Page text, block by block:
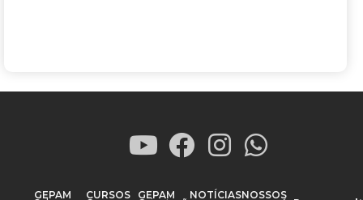
GEPAM CURSOS GEPAM
NOTÍCIASNOSSOS